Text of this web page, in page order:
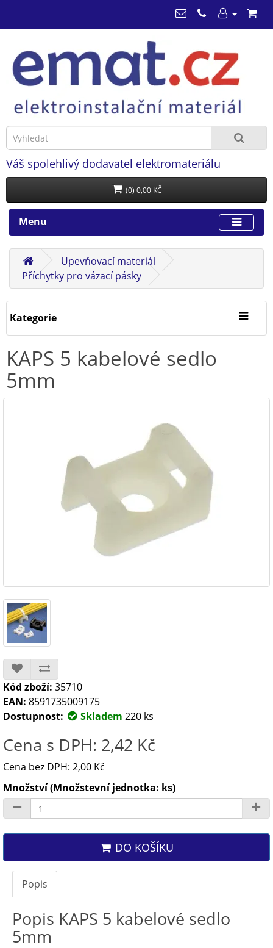
Váš spolehlivý dodavatel elektromateriálu
(0) 0,00 KČ
Menu
Upevňovací materiál
Příchytky pro vázací pásky
Kategorie
KAPS 5 kabelové sedlo
5mm
Kód zboží: 35710
EAN: 8591735009175
Dostupnost:
Skladem 220 ks
Cena s DPH: 2,42 Kč
Cena bez DPH: 2,00 Kč
Množství (Množstevní jednotka: ks)
DO KOŠÍKU
Popis
Popis KAPS 5 kabelové sedlo
5mm